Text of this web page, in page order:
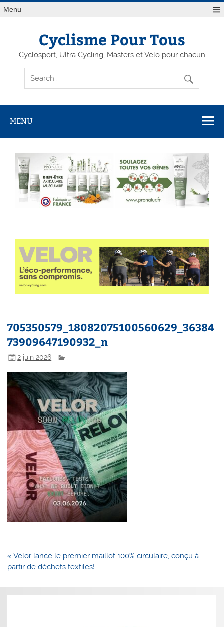
Menu
Cyclisme Pour Tous
Cyclosport, Ultra Cycling, Masters et Vélo pour chacun
MENU
705350579_18082075100560629_36384
73909647190932_n
2 juin 2026
Navigation
de
« Vélor lance le premier maillot 100% circulaire, conçu à
partir de déchets textiles!